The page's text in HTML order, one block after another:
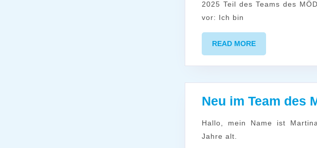
2025 Teil des Teams des
vor: Ich bin
READ MOREREAD
MORE
Neu im Team des
Hallo, mein Name ist Martina Gemmar, ich bin Diplompädagogin und 51
Jahre alt.